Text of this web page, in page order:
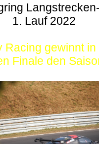
1. Lauf 2022
Racing gewinnt in
Finale den